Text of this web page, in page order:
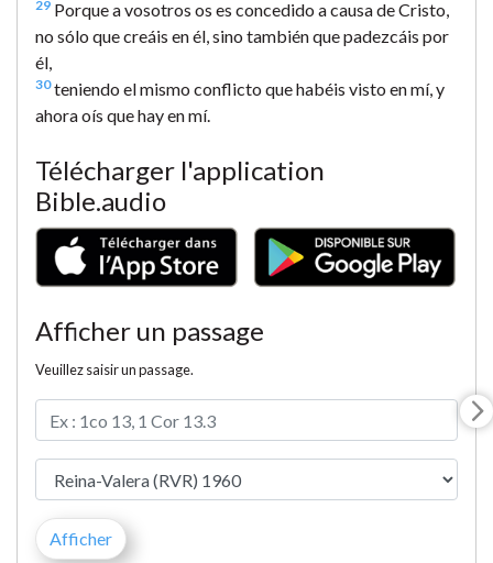
29 Porque a vosotros os es concedido a causa de Cristo,
no sólo que creáis en él, sino también que padezcáis por
él,
30teniendo el mismo conflicto que habéis visto en mí, y
ahora oís que hay en mí.
Télécharger l'application
Bible.audio
Afficher un passage
Veuillez saisir un passage.